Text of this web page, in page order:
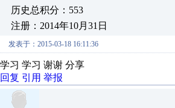
历史总积分：553
注册：2014年10月31日
发表于：2015-03-18 16:11:36
学习 学习 谢谢 分享
回复 引用 举报